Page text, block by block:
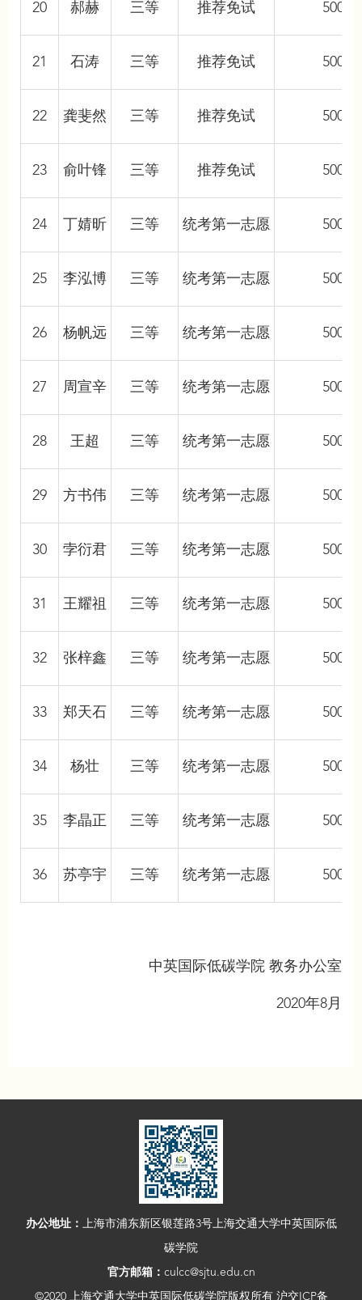
20 郝赫 三等 推荐免试 5000
21 石涛 三等 推荐免试 5000
22 龚斐然 三等 推荐免试 5000
23 俞叶锋 三等 推荐免试 5000
24 丁婧昕 三等 统考第一志愿 5000
25 李泓博 三等 统考第一志愿 5000
26 杨帆远 三等 统考第一志愿 5000
27 周宣辛 三等 统考第一志愿 5000
28 王超 三等 统考第一志愿 5000
29 方书伟 三等 统考第一志愿 5000
30 孛衍君 三等 统考第一志愿 5000
31 王耀祖 三等 统考第一志愿 5000
32 张梓鑫 三等 统考第一志愿 5000
33 郑天石 三等 统考第一志愿 5000
34 杨壮 三等 统考第一志愿 5000
35 李晶正 三等 统考第一志愿 5000
36 苏亭宇 三等 统考第一志愿 5000
中英国际低碳学院 教务办公室
2020年8月
办公地址： 上海市浦东新区银莲路3号上海交通大学中英国际低
碳学院
官方邮箱： culcc@sjtu.edu.cn
©2020 上海交通大学中英国际低碳学院版权所有 沪交ICP备